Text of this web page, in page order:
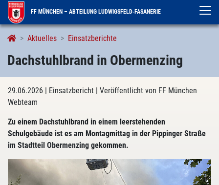
FF MÜNCHEN – ABTEILUNG LUDWIGSFELD-FASANERIE
Aktuelles Einsatzberichte
Dachstuhlbrand in Obermenzing
29.06.2026 | Einsatzbericht | Veröffentlicht von FF München
Webteam
Zu einem Dachstuhlbrand in einem leerstehenden
Schulgebäude ist es am Montagmittag in der Pippinger Straße
im Stadtteil Obermenzing gekommen.